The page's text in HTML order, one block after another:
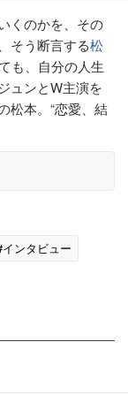
くのかを、その
そう断言する松
も、自分の人生
ュンとW主演を
松本。“恋愛、結
インタビュー